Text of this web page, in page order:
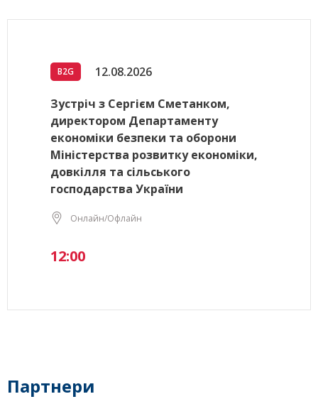
B2G 12.08.2026
Зустріч з Сергієм Сметанком,
директором Департаменту
економіки безпеки та оборони
Міністерства розвитку економіки,
довкілля та сільського
господарства України
Онлайн/Офлайн
12:00
Партнери